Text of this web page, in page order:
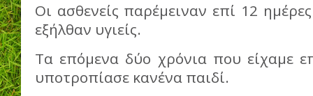
Οι ασθενείς παρέμειναν επί 12
εξήλθαν υγιείς.
Τα επόμενα δύο χρόνια που είχαμε
υποτροπίασε κανένα παιδί.